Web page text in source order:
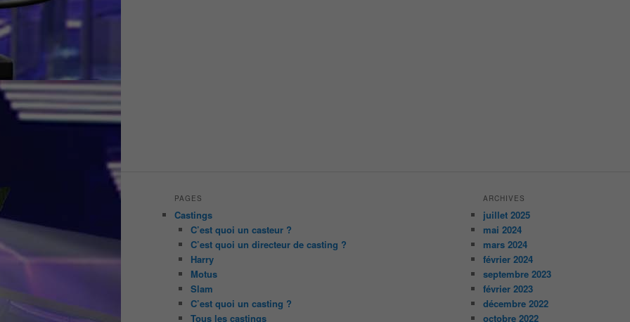
PAGES
Castings
C’est quoi un casteur ?
C’est quoi un directeur de casting ?
Harry
Motus
Slam
C’est quoi un casting ?
Tous les castings
ARCHIVES
juillet 2025
mai 2024
mars 2024
février 2024
septembre 2023
février 2023
décembre 2022
octobre 2022